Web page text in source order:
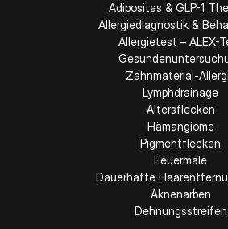
Adipositas & GLP-1
Allergiediagnostik &
Allergietest – ALEX-
Zahnmaterial-
Lymphdrainage
Altersflecken
Hämangiome
Pigmentflecken
Feuermale
Dauerhafte
Aknenarben
Dehnungsstreifen